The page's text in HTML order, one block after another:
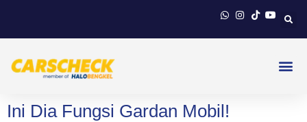
Ini Dia Fungsi Gardan Mobil!